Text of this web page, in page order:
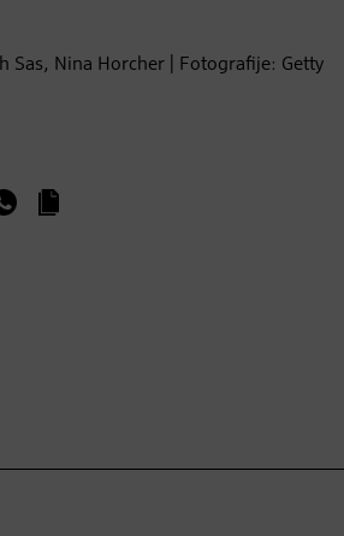
Sas, Nina Horcher | Fotografije: Getty